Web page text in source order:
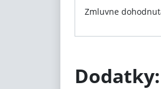
Zmluvne
Dodatky: